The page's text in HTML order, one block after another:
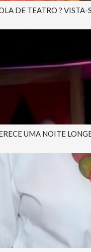
DE TEATRO ?
UMA NOITE